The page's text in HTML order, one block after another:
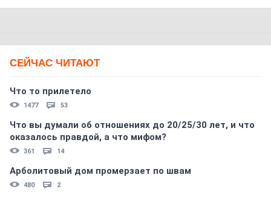
СЕЙЧАС ЧИТАЮТ
Что то прилетело
1477 53
Что вы думали об отношениях до 20/25/30 лет, и что
оказалось правдой, а что мифом?
361 14
Арболитовый дом промерзает по швам
480 2